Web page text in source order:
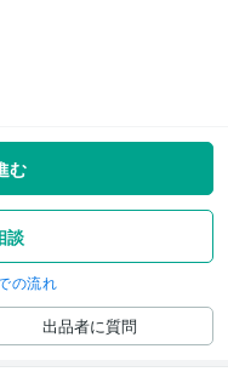
む
談
の流れ
出品者に質問